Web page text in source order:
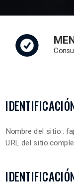
Nombre del sitio :
URL del sitio